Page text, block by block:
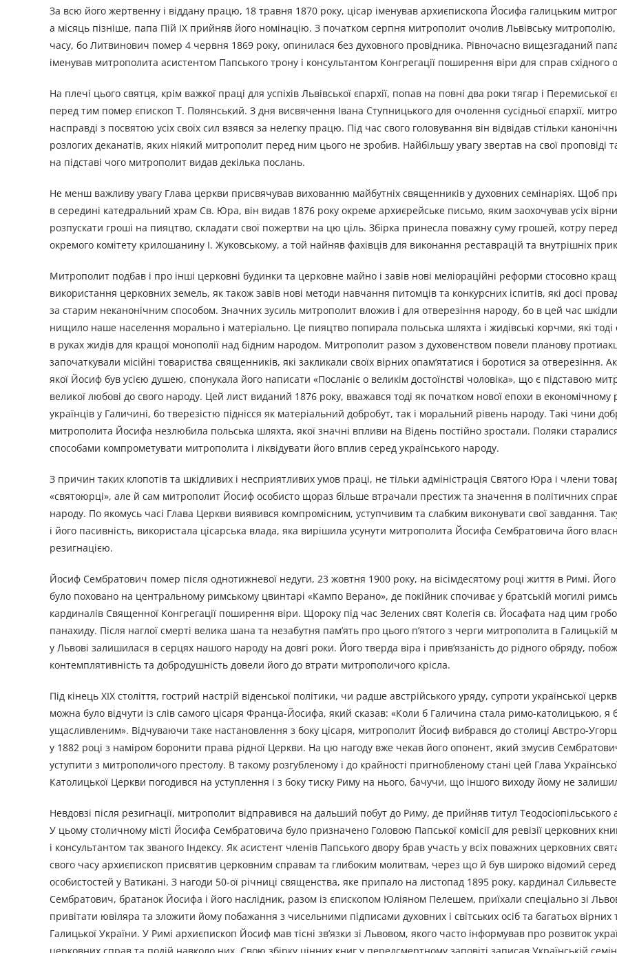
За всю його жертвенну і віддану працю, 18 травня 1870 року, цісар іменував архиєпископа Йосифа галицьким
а місяць пізніше, папа Пій ІХ прийняв його номінацію. З початком серпня митрополит очолив Львівську митрополію,
часу, бо Литвинович помер 4 червня 1869 року, опинилася без духовного провідника. Рівночасно вищезгаданий
іменував митрополита асистентом Папського трону і консультантом Конгрегації поширення віри для справ східного
На плечі цього святця, крім важкої праці для успіхів Львівської єпархії, попав на повні два роки тягар і Перемиської
перед тим помер єпископ Т. Полянський. З дня висвячення Івана Ступницького для очолення сусідньої єпархії,
насправді з посвятою усіх своїх сил взявся за нелегку працю. Під час свого головування він відвідав стільки
розлогих деканатів, яких ніякий митрополит перед ним цього не зробив. Найбільшу увагу звертав на свої проповіді
на підставі чого митрополит видав декілька послань.
Не менш важливу увагу Глава церкви присвячував вихованню майбутніх священників у духовних семінаріях. Щоб
в середині катедральний храм Св. Юра, він видав 1876 року окреме архиєрейське письмо, яким заохочував усіх
розпускати гроші на пияцтво, складати свої пожертви на цю ціль. Збірка принесла поважну суму грошей, котру
окремого комітету крилошанину І. Жуковському, а той найняв фахівців для виконання реставрацій та внутрішніх
Митрополит подбав і про інші церковні будинки та церковне майно і завів нові меліораційні реформи стосовно
використання церковних земель, як також завів нові методи навчання питомців та конкурсних іспитів, які досі
за старим неканонічним способом. Значних зусиль митрополит вложив і для отверезіння народу, бо в цей час
нищило наше населення морально і матеріально. Це пияцтво попирала польська шляхта і жидівські корчми, які
в руках жидів для кращої монополії над бідним народом. Митрополит разом з духовенством повели планову
започаткували місійні товариства священників, які закликали своїх вірних опам’ятатися і боротися за отверезіння.
якої Йосиф був усією душею, спонукала його написати «Посланіє о великім достоїнстві чоловіка», що є підставою
великої любові до свого народу. Цей лист виданий 1876 року, вважався тоді як початком нової епохи в економічному
українців у Галичині, бо тверезістю піднісся як матеріальний добробут, так і моральний рівень народу. Такі чини
митрополита Йосифа незлюбила польська шляхта, якої значні впливи на Відень постійно зростали. Поляки
способами компрометувати митрополита і ліквідувати його вплив серед українського народу.
З причин таких клопотів та шкідливих і несприятливих умов праці, не тільки адміністрація Святого Юра і члени
«святоюрці», але й сам митрополит Йосиф особисто щораз більше втрачали престиж та значення в політичних
народу. По якомусь часі Глава Церкви виявився компромісним, уступчивим та слабким виконувати свої завдання.
і його пасивність, використала цісарська влада, яка вирішила усунути митрополита Йосифа Сембратовича його
резигнацією.
Йосиф Сембратович помер після однотижневої недуги, 23 жовтня 1900 року, на вісімдесятому році життя в Римі. Його
було поховано на центральному римському цвинтарі «Кампо Верано», де покійник спочиває у братській могилі
кардиналів Священної Конгрегації поширення віри. Щороку під час Зелених свят Колегія св. Йосафата над цим
панахиду. Після наглої смерті велика шана та незабутня пам’ять про цього п’ятого з черги митрополита в Галицькій
у Львові залишилася в серцях нашого народу на довгі роки. Його тверда віра і прив’язаність до рідного обряду,
контемплятивність та добродушність довели його до втрати митрополичого крісла.
Під кінець ХІХ століття, гострий настрій віденської політики, чи радше австрійського уряду, супроти української
можна було відчути із слів самого цісаря Франца-Йосифа, який сказав: «Коли б Галичина стала римо-католицькою, я
ущасливленим». Відчуваючи таке настановлення з боку цісаря, митрополит Йосиф вибрався до столиці Австро-
у 1882 році з наміром боронити права рідної Церкви. На цю нагоду вже чекав його опонент, який змусив
уступити з митрополичого престолу. В такому розгубленому і до крайності пригнобленому стані цей Глава
Католицької Церкви погодився на уступлення і з боку тиску Риму на нього, бачучи, що іншого виходу йому не
Невдовзі після резигнації, митрополит відправився на дальший побут до Риму, де прийняв титул Теодосіопільського
У цьому столичному місті Йосифа Сембратовича було призначено Головою Папської комісії для ревізії церковних
і консультантом так званого Індексу. Як асистент членів Папського двору брав участь у всіх поважних церковних
свого часу архиєпископ присвятив церковним справам та глибоким молитвам, через що й був широко відомий серед
особистостей у Ватикані. З нагоди 50-ої річниці священства, яке припало на листопад 1895 року, кардинал
Сембратович, братанок Йосифа і його наслідник, разом із єпископом Юліяном Пелешем, приїхали спеціально зі
привітати ювіляра та зложити йому побажання з чисельними підписами духовних і світських осіб та багатьох вірних
Галицької України. У Римі архиєпископ Йосиф мав тісні зв’язки зі Львовом, якого часто інформував про розвиток